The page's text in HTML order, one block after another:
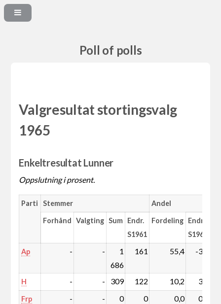
Poll of polls
Valgresultat stortingsvalg
1965
Enkeltresultat Lunner
Oppslutning i prosent.
Parti Stemmer Andel
Forhånd Valgting Sum Endr.
S1961
Fordeling Endr.
S1961
Ap - -
1
686
161 55,4 -3,0
H - - 309 122 10,2 3,0
Frp - - 0 0 0,0 0,0